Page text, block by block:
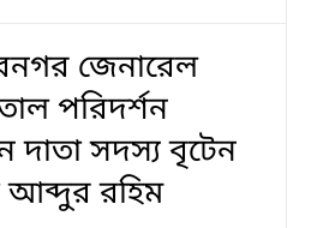
জেনারেল
পরিদর্শন
দাতা সদস্য বৃটেন
আব্দুর রহিম